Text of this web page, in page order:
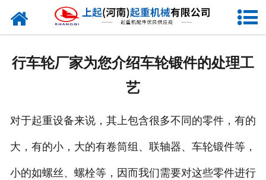
网站首页
资质证书
行车轮厂家为您介绍车轮锻件的处理工
艺
对于起重设备来说，其上包含很多不同的零件，有的
大，有的小，大的有卷筒组、联轴器、车轮锻件等，
小的如螺丝、螺栓等，因而我们需要对这些零件进行